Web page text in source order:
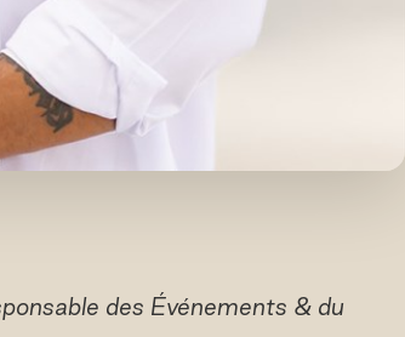
des Événements & du